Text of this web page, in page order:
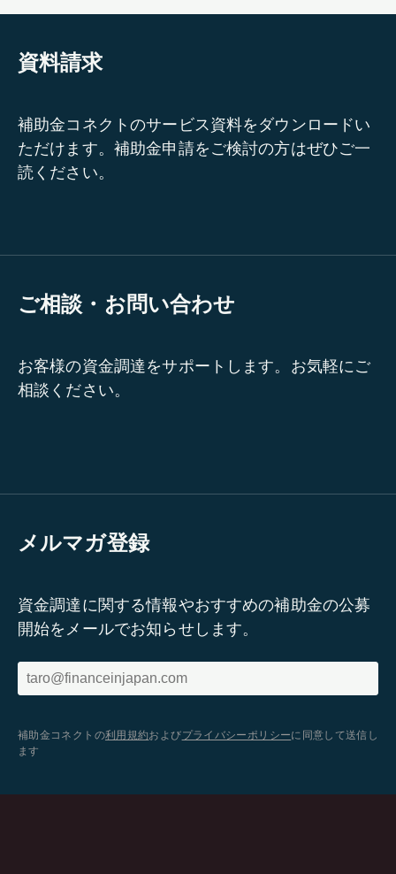
資料請求
補助金コネクトのサービス資料をダウンロードい
ただけます。補助金申請をご検討の方はぜひご一
読ください。
ご相談・お問い合わせ
お客様の資金調達をサポートします。お気軽にご
相談ください。
メルマガ登録
資金調達に関する情報やおすすめの補助金の公募
開始をメールでお知らせします。
補助金コネクトの利用規約およびプライバシーポリシーに同意して送信し
ます